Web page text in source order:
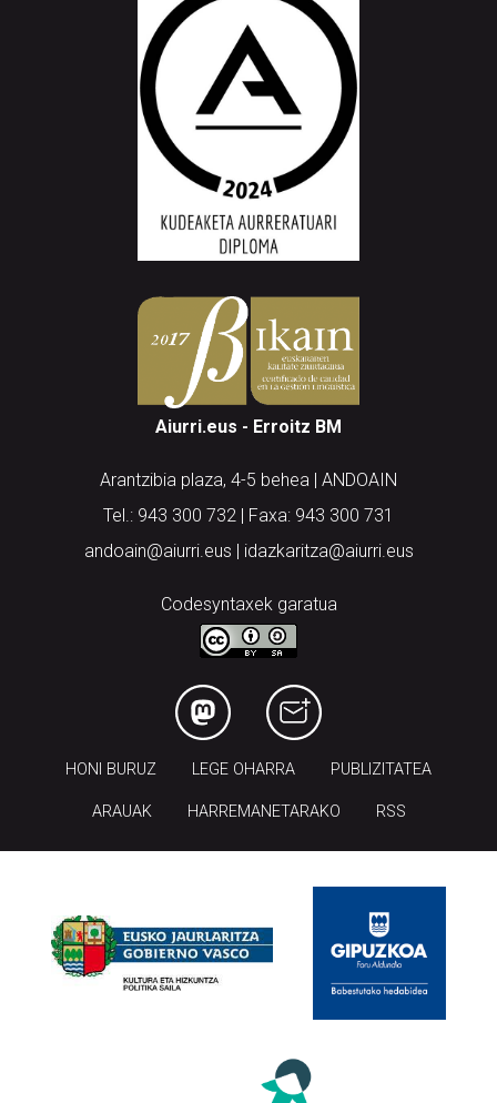
Aiurri.eus - Erroitz BM
Arantzibia plaza, 4-5 behea | ANDOAIN
Tel.: 943 300 732 | Faxa: 943 300 731
andoain@aiurri.eus | idazkaritza@aiurri.eus
Codesyntaxek garatua
HONI BURUZ LEGE OHARRA PUBLIZITATEA
ARAUAK HARREMANETARAKO RSS